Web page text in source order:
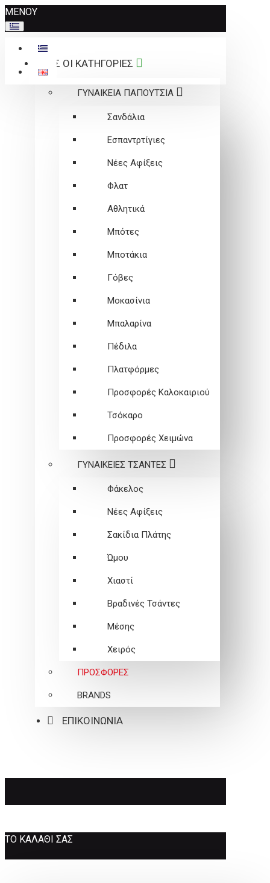
Σημείωση:
Αυτός
ο
ιστότοπος
περιλαμβάνει
ΜΕΝΟΥ
ΟΛΕΣ ΟΙ ΚΑΤΗΓΟΡΙΕΣ
ΓΥΝΑΙΚΕΙΑ ΠΑΠΟΥΤΣΙΑ
Σανδάλια
Εσπαντρτίγιες
Νέες Αφίξεις
Φλατ
Αθλητικά
Μπότες
Μποτάκια
Γόβες
Μοκασίνια
Μπαλαρίνα
Πέδιλα
Πλατφόρμες
Προσφορές Καλοκαιριού
Τσόκαρο
Προσφορές Χειμώνα
ΓΥΝΑΙΚΕΙEΣ ΤΣΑΝΤΕΣ
Φάκελος
Νέες Αφίξεις
Σακίδια Πλάτης
Ώμου
Χιαστί
Βραδινές Τσάντες
Μέσης
Χειρός
ΠΡΟΣΦΟΡΕΣ
BRANDS
ΕΠΙΚΟΙΝΩΝΙΑ
ΤΟ ΚΑΛΆΘΙ ΣΑΣ